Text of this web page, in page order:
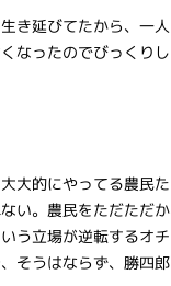
き延びてたから、一
なったのでびっくり
大的にやってる農民
い。農民をただただ
う立場が逆転するオ
そうはならず、勝四